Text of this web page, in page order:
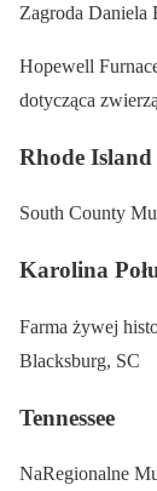
Zagroda Daniela
Hopewell
dotycząca
Rhode Island
South County
Karolina
Farma żywej
Blacksburg, SC
Tennessee
NaRegionalne